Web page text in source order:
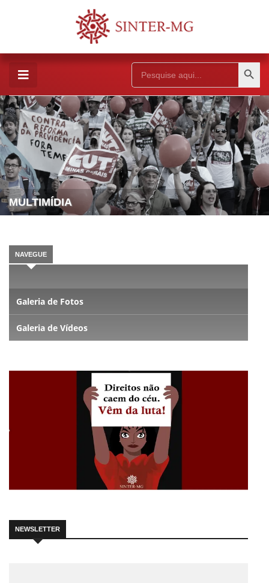
Search
for:
Search Button
MULTIMÍDIA
NAVEGUE
Galeria de Fotos
Galeria de Vídeos
NEWSLETTER